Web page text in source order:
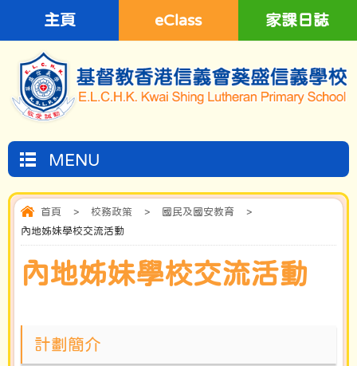
主頁 eClass 家課日誌
MENU
首頁 > 校務政策 > 國民及國安教育
>
內地姊妹學校交流活動
內地姊妹學校交流活動
計劃簡介